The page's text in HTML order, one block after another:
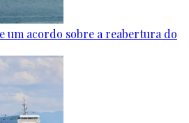
um acordo sobre a reabertura do